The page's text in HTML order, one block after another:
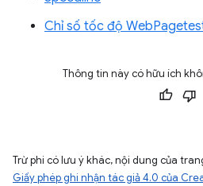
Chỉ số tốc độ
Thông tin này có hữu ích
Trừ phi có lưu ý khác, nội dung của
Giấy phép ghi nhận tác giả 4.0 của